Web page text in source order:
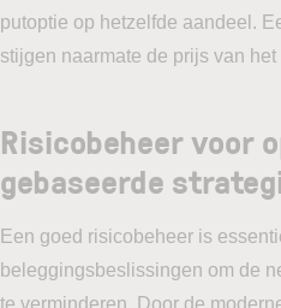
putoptie op hetzelfde aandeel.
stijgen naarmate de prijs van
Risicobeheer voor
gebaseerde
Een goed risicobeheer is
beleggingsbeslissingen om de
te verminderen. Door de